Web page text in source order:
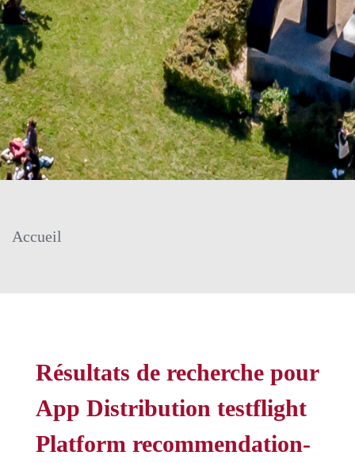
Accueil
Résultats de recherche pour
App Distribution testflight
Platform recommendation-